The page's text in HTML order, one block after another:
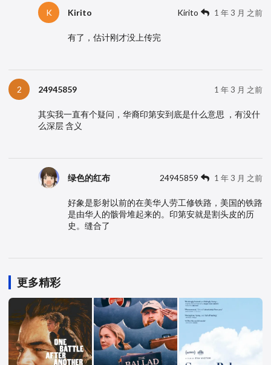
K Kirito Kirito 1 年 3 月 之前
有了，估计刚才没上传完
2 24945859 1 年 3 月 之前
其实我一直有个疑问，华裔印第安到底是什么意思 ，有没什
么深层 含义
绿色的红布 24945859 1 年 3 月 之前
好象是影射以前的在美华人劳工修铁路，美国的铁路
是由华人的骸骨堆起来的。印第安就是割头皮的历
史。缝合了
更多精彩